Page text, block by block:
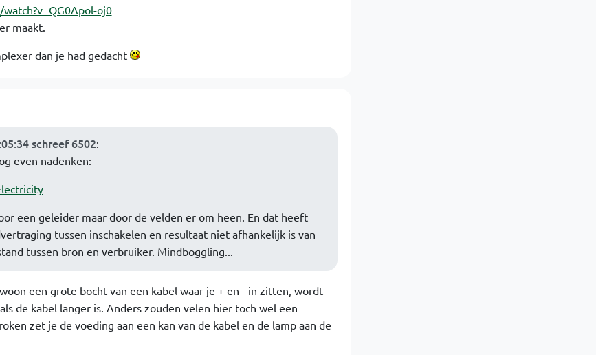
oj0
maakt.
dan je had gedacht
schreef 6502:
even nadenken:
een geleider maar door de velden er om heen. En dat heeft
tussen inschakelen en resultaat niet afhankelijk is van
tussen bron en verbruiker. Mindboggling...
een grote bocht van een kabel waar je + en - in zitten, wordt
de kabel langer is. Anders zouden velen hier toch wel een
zet je de voeding aan een kan van de kabel en de lamp aan de